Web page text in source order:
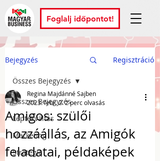
Foglalj időpontot!
Bejegyzés Regisztráció
Összes Bejegyzés
Léptékváltás
Marketing
Stratégia
Összes Bejegyzés
Amigos: szülői
hozzáállás, az Amigók
feladatai, példaképek
Regina Majdánné Sajben
2023. febr. 2.2 perc olvasás